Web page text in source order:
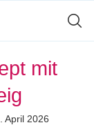
mit
April 2026